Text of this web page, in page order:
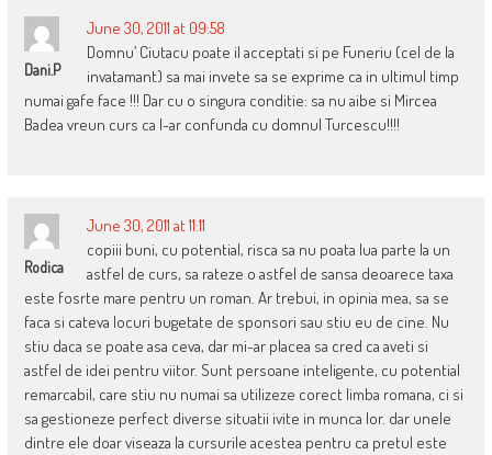
Dani.p
June 30, 2011 at 09:58
Domnu’ Ciutacu poate il acceptati si pe Funeriu (cel de la
invatamant) sa mai invete sa se exprime ca in ultimul timp
numai gafe face !!! Dar cu o singura conditie: sa nu aibe si Mircea
Badea vreun curs ca l-ar confunda cu domnul Turcescu!!!!
Rodica
June 30, 2011 at 11:11
copiii buni, cu potential, risca sa nu poata lua parte la un
astfel de curs, sa rateze o astfel de sansa deoarece taxa
este fosrte mare pentru un roman. Ar trebui, in opinia mea, sa se
faca si cateva locuri bugetate de sponsori sau stiu eu de cine. Nu
stiu daca se poate asa ceva, dar mi-ar placea sa cred ca aveti si
astfel de idei pentru viitor. Sunt persoane inteligente, cu potential
remarcabil, care stiu nu numai sa utilizeze corect limba romana, ci si
sa gestioneze perfect diverse situatii ivite in munca lor. dar unele
dintre ele doar viseaza la cursurile acestea pentru ca pretul este